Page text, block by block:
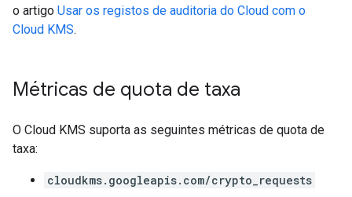
o artigo Usar os registos de auditoria do Cloud com o
Cloud KMS.
Métricas de quota de taxa
O Cloud KMS suporta as seguintes métricas de quota de
taxa:
cloudkms.googleapis.com/crypto_requests